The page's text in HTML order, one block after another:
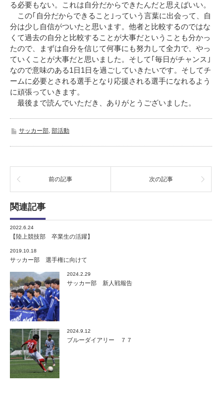
る必要もない。これは自分だからできたんだと思えばいい。
この｢自分だからできること｣っていう言葉に出会って、自
分は少し自信がついたと思います。他者と比較するのではな
くて過去の自分と比較することが大事だということも分かっ
たので、まずは自分を信じて何事にも努力して全力で、やっ
ていくことが大事だと思いました。そして｢毎日がチャンス｣
なので意味のある1日1日を過ごしていきたいです。そしてチ
ームに必要とされる選手となり応援される選手になれるよう
に頑張っていきます。
最後まで読んでいただき、ありがとうございました。
サッカー部 部活動
前の記事 次の記事
関連記事
2022.6.24
【陸上競技部 卒業生の活躍】
2019.10.18
サッカー部 選手権に向けて
2024.2.29
サッカー部 新人戦報告
2024.9.12
ブルーダイアリー ７７